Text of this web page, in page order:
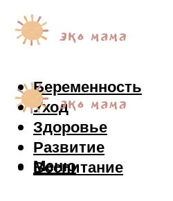
Беременность
Уход
Здоровье
Развитие
Воспитание
Меню